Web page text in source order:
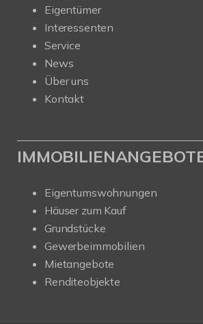
Eigentümer
Interessenten
Service
News
Über uns
Kontakt
Eigentumswohnungen
Häuser zum Kauf
Grundstücke
Gewerbeimmobilien
Mietangebote
Renditeobjekte